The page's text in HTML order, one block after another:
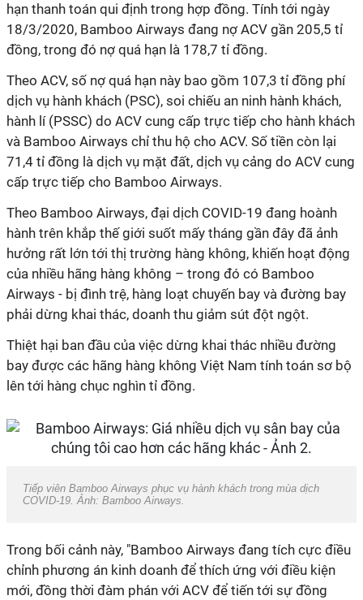
hạn thanh toán qui định trong hợp đồng. Tính tới ngày
18/3/2020, Bamboo Airways đang nợ ACV gần 205,5 tỉ
đồng, trong đó nợ quá hạn là 178,7 tỉ đồng.
Theo ACV, số nợ quá hạn này bao gồm 107,3 tỉ đồng phí
dịch vụ hành khách (PSC), soi chiếu an ninh hành khách,
hành lí (PSSC) do ACV cung cấp trực tiếp cho hành khách
và Bamboo Airways chỉ thu hộ cho ACV. Số tiền còn lại
71,4 tỉ đồng là dịch vụ mặt đất, dịch vụ cảng do ACV cung
cấp trực tiếp cho Bamboo Airways.
Theo Bamboo Airways, đại dịch COVID-19 đang hoành
hành trên khắp thế giới suốt mấy tháng gần đây đã ảnh
hưởng rất lớn tới thị trường hàng không, khiến hoạt động
của nhiều hãng hàng không – trong đó có Bamboo
Airways - bị đình trệ, hàng loạt chuyến bay và đường bay
phải dừng khai thác, doanh thu giảm sút đột ngột.
Thiệt hại ban đầu của việc dừng khai thác nhiều đường
bay được các hãng hàng không Việt Nam tính toán sơ bộ
lên tới hàng chục nghìn tỉ đồng.
Tiếp viên Bamboo Airways phục vụ hành khách trong mùa dịch
COVID-19. Ảnh: Bamboo Airways.
Trong bối cảnh này, "Bamboo Airways đang tích cực điều
chỉnh phương án kinh doanh để thích ứng với điều kiện
mới, đồng thời đàm phán với ACV để tiến tới sự đồng